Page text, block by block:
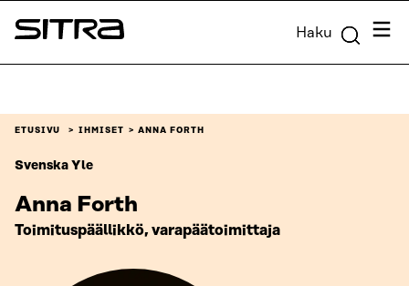
Siirry
suoraan
Sitra Haku
ETUSIVU IHMISET ANNA FORTH
Svenska Yle
Anna Forth
Toimituspäällikkö, varapäätoimittaja